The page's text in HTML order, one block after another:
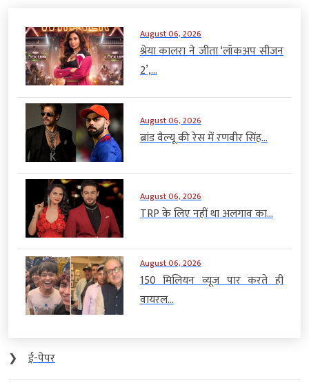
August 06, 2026
श्रेया कालरा ने जीता ‘लॉकअप सीजन
2’,...
August 06, 2026
ब्रांड वैल्यू की रेस में रणवीर सिंह...
August 06, 2026
TRP के लिए नहीं था अलगाव का...
August 06, 2026
150 मिलियन व्यूज पार करते ही
वायरल...
❯
ई-पेपर